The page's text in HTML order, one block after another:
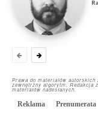
Prawa do materiałów
zewnętrzny algorytm. Redakcja
materiałów nadesłanych.
Reklama Prenumerata